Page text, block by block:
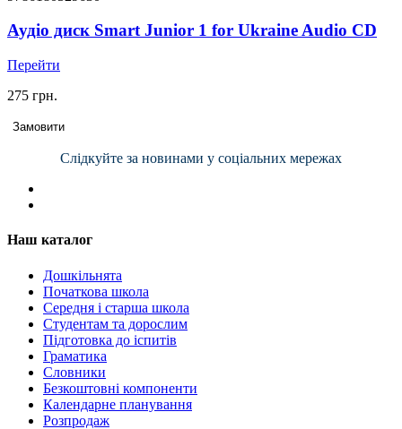
Аудіо диск Smart Junior 1 for Ukraine Audio CD
Перейти
275 грн.
Замовити
Слідкуйте за новинами у соціальних мережах
Наш каталог
Дошкільнята
Початкова школа
Середня і старша школа
Студентам та дорослим
Підготовка до іспитів
Граматика
Словники
Безкоштовні компоненти
Календарне планування
Розпродаж